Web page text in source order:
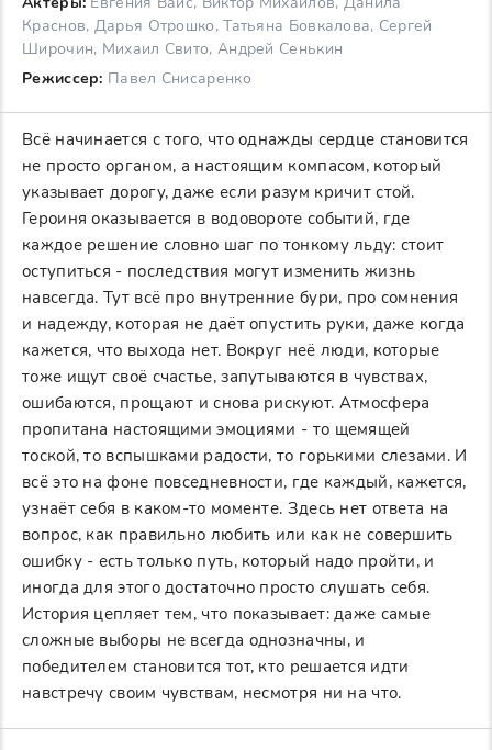
Краснов, Дарья Отрошко, Татьяна Бовкалова, Сергей
Широчин, Михаил Свито, Андрей Сенькин
Режиссер: Павел Снисаренко
Всё начинается с того, что однажды сердце становится
не просто органом, а настоящим компасом, который
указывает дорогу, даже если разум кричит стой.
Героиня оказывается в водовороте событий, где
каждое решение словно шаг по тонкому льду: стоит
оступиться - последствия могут изменить жизнь
навсегда. Тут всё про внутренние бури, про сомнения
и надежду, которая не даёт опустить руки, даже когда
кажется, что выхода нет. Вокруг неё люди, которые
тоже ищут своё счастье, запутываются в чувствах,
ошибаются, прощают и снова рискуют. Атмосфера
пропитана настоящими эмоциями - то щемящей
тоской, то вспышками радости, то горькими слезами. И
всё это на фоне повседневности, где каждый, кажется,
узнаёт себя в каком-то моменте. Здесь нет ответа на
вопрос, как правильно любить или как не совершить
ошибку - есть только путь, который надо пройти, и
иногда для этого достаточно просто слушать себя.
История цепляет тем, что показывает: даже самые
сложные выборы не всегда однозначны, и
победителем становится тот, кто решается идти
навстречу своим чувствам, несмотря ни на что.